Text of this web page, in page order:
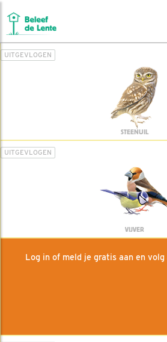
UITGEVLOGEN
STEENUIL
UITGEVLOGEN
VIJVER
Log in of meld je gratis aan en